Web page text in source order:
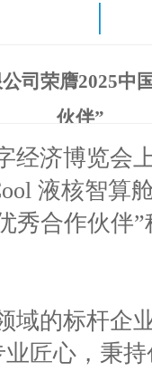
司荣膺2025中
伙伴”
济博览会上
液核智算
秀合作伙伴”
的标杆企业
匠心，秉